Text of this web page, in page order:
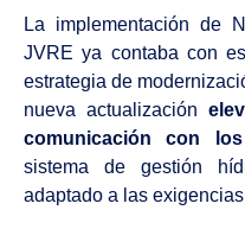
La implementación de
JVRE ya contaba con
estrategia de
nueva actualización
comunicación con
sistema de gestión
adaptado a las